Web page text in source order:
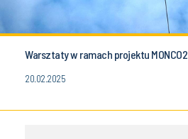
Warsztaty w ramach projektu MONCO2
20.02.2025